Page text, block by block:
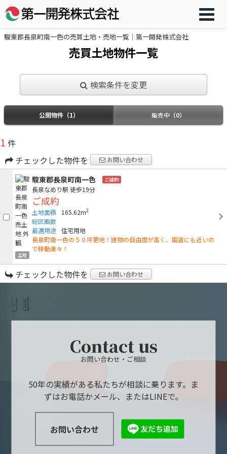
駿東郡長泉町南一色の売買土地・売地一覧｜第一開発株式会社
売買土地物件一覧
検索条件を変更
公開物件（1） 販売中（0）
1 件
チェックした物件を
お問い合わせ
土地
駿東郡長泉町南一色 ご成約
長泉なめり駅 徒歩19分
ご成約
土地面積 165.62m2
総区画数
最適用途 住宅用地
長泉町南一色の５０坪更地！建物の自由度が高く、国道にも近いの
で移動楽々！
チェックした物件を お問い合わせ
Contact us
お問い合わせ・ご相談
50年の実績がある私たちが相談に乗ります。ま
ずはお電話かメール、またはLINEで。
お問い合わせ